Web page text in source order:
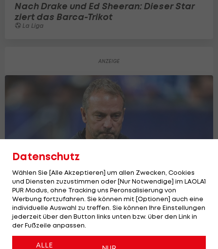
Nach Drake und Ed Sheeran: Dieser Star
ziert das Barca-Trikot
La Liga
Hansi Flicks Vater verstirbt vor Clasico
La Liga
Datenschutz
Wählen Sie [Alle Akzeptieren] um allen Zwecken, Cookies
und Diensten zuzustimmen oder [Nur Notwendige] im LAOLA1
PUR Modus, ohne Tracking uns Peronsalisierung von
Werbung fortzufahren. Sie können mit [Optionen] auch eine
individuelle Auswahl zu treffen. Sie können Ihre Einstellungen
jederzeit über den Button links unten bzw. über den Link in
der Fußzeile anpassen.
ALLE